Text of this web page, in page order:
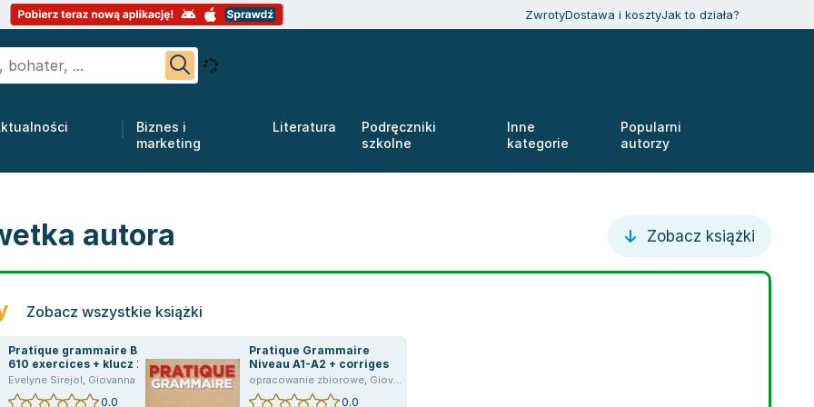
ZwrotyDostawa i kosztyJak to działa?
Biznes i
marketing
Literatura
Podręczniki
szkolne
Inne
kategorie
Popularni
autorzy
autora Zobacz książki
Zobacz wszystkie książki
Sirejol,Evelyne Sirejols,Giovanna Tempesta
Pratique grammaire B2
610 exercices + klucz 2ed.
Evelyne Sirejol, Giovanna Tempesta-Renaud ,praca zbiorowa, Evelyne Sirejols,
0.0
Pratique Grammaire
Niveau A1-A2 + corriges
opracowanie zbiorowe, Giovanna Tempesta-Renaud
0.0